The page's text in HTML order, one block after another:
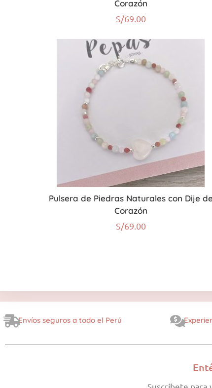
Corazón
S/69.00
Pulsera de Piedras Naturales con Dije de
Corazón
S/69.00
Envíos seguros a todo el Perú